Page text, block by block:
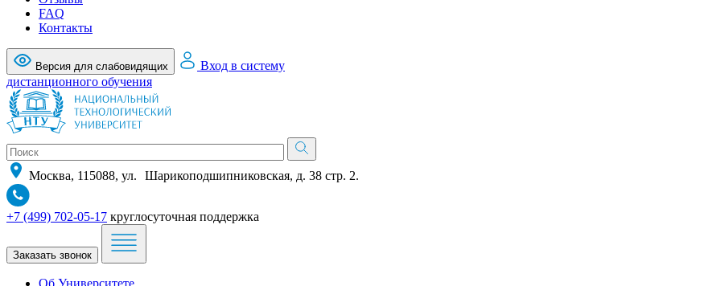
FAQ
Контакты
Версия для слабовидящих
Вход в систему
дистанционного обучения
Москва, 115088, ул. Шарикоподшипниковская, д. 38 стр. 2.
+7 (499) 702-05-17 круглосуточная поддержка
Заказать звонок
Об Университете